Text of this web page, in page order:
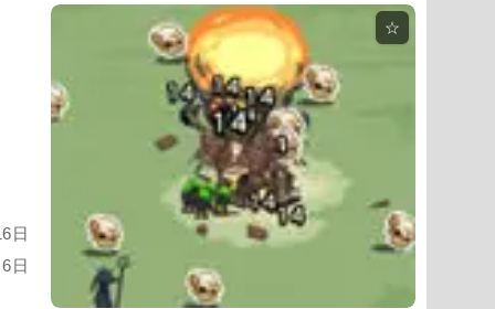
日
日
くパズルゲーム。
Mole Kingdom De...
モグラ王国のヒーローたちがチームで
敵の侵攻を食い止める防衛ゲ...
アドファイ ウェブ版
回転する球体をリズムに合わせてクリ
ックして進ませる音楽ゲーム...
宝石を入れ替えて床と同じ色に揃える
☆